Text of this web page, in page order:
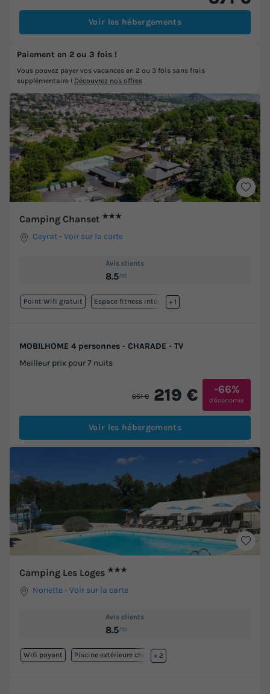
Voir les hébergements
Camping Chanset ★★★
Ceyrat -Voir sur la carte
Avis clients
8.5/10
Point Wifi gratuit Espace fitness intérieure
+ 1
MOBILHOME 4 personnes - CHARADE - TV
Meilleur prix pour 7 nuits
651 € 219 € -66%
d'économie
Voir les hébergements
Camping Les Loges ★★★
Nonette -Voir sur la carte
Avis clients
8.5/10
Wifi payant Piscine extérieure chauffée
+ 2
Paiement en 2 ou 3 fois !
Vous pouvez payer vos vacances en 2 ou 3 fois sans frais
supplémentaire ! Découvrez nos offres